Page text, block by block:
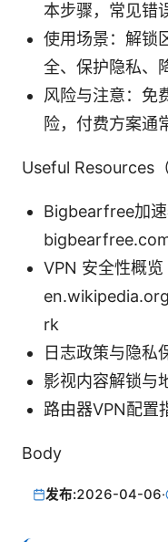
本步骤，常见错
使用场景：解锁
全、保护隐私、
风险与注意：免
险，付费方案通
Useful Resources
Bigbearfree加
VPN 安全性概览
rk
日志政策与隐
影视内容解锁
路由器VPN配
Body
发布:2026-04-06·